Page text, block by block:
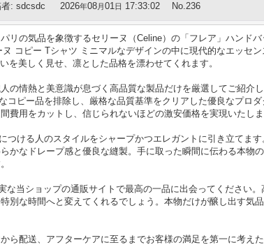
: sdcsdc 2026年08月01日 17:33:02 No.236
リの気品を象徴するセリーヌ（Celine）の「フレア」ハンド
コピー Tシャツ ミニマルなデザインの中に現代的なエッセ
を美しく見せ、凛とした品格を漂わせてくれます。
の情熱と美意識が息づく高品質な製品だけを厳選してご紹介
ピー品を排除し、厳格な品質基準をクリアした優良なプロ
用をカットし、信じられないほどの激安価格を実現いたしま
ける人のスタイルをシャープかつエレガントに引き立てま
かなドレープ感と優良な縫製。手に取った瞬間に伝わる本物
当ショップの通販サイトで最高の一品に出会ってください
別な時間へと変えてくれるでしょう。本物だけが醸し出す気
ら配送、アフターケアに至るまでお客様の満足を第一に考え